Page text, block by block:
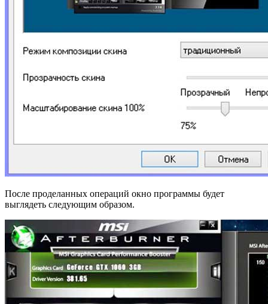
После проделанных операций окно программы будет
выглядеть следующим образом.